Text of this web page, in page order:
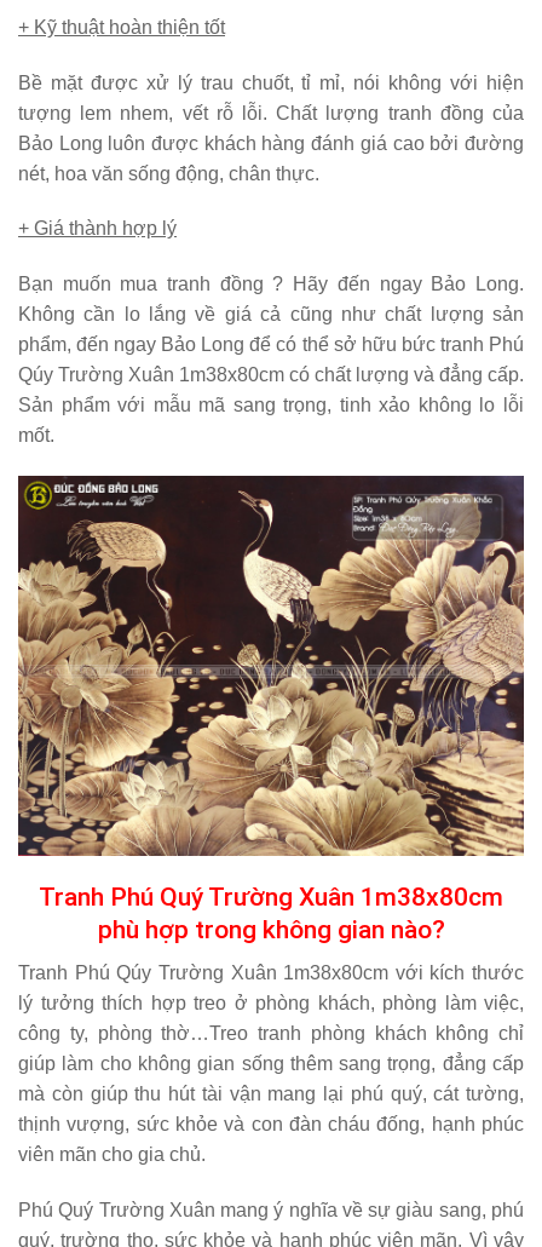
+ Kỹ thuật hoàn thiện tốt
Bề mặt được xử lý trau chuốt, tỉ mỉ, nói không với hiện
tượng lem nhem, vết rỗ lỗi. Chất lượng tranh đồng của
Bảo Long luôn được khách hàng đánh giá cao bởi đường
nét, hoa văn sống động, chân thực.
+ Giá thành hợp lý
Bạn muốn mua tranh đồng ? Hãy đến ngay Bảo Long.
Không cần lo lắng về giá cả cũng như chất lượng sản
phẩm, đến ngay Bảo Long để có thể sở hữu bức tranh Phú
Qúy Trường Xuân 1m38x80cm có chất lượng và đẳng cấp.
Sản phẩm với mẫu mã sang trọng, tinh xảo không lo lỗi
mốt.
Tranh Phú Quý Trường Xuân 1m38x80cm
phù hợp trong không gian nào?
Tranh Phú Qúy Trường Xuân 1m38x80cm với kích thước
lý tưởng thích hợp treo ở phòng khách, phòng làm việc,
công ty, phòng thờ…Treo tranh phòng khách không chỉ
giúp làm cho không gian sống thêm sang trọng, đẳng cấp
mà còn giúp thu hút tài vận mang lại phú quý, cát tường,
thịnh vượng, sức khỏe và con đàn cháu đống, hạnh phúc
viên mãn cho gia chủ.
Phú Quý Trường Xuân mang ý nghĩa về sự giàu sang, phú
quý, trường thọ, sức khỏe và hạnh phúc viên mãn. Vì vậy